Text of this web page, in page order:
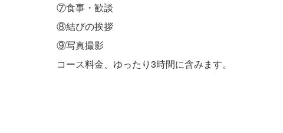
⑦食事・歓談
⑧結びの挨拶
⑨写真撮影
コース料金、ゆったり3時間に含みます。